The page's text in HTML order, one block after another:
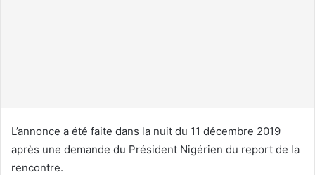
e
l
L’annonce a été faite dans la nuit du 11 décembre 2019
après une demande du Président Nigérien du report de la
rencontre.